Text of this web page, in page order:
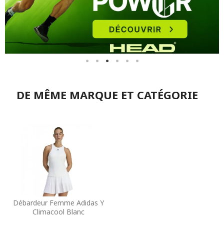
DE MÊME MARQUE ET CATÉGORIE
Débardeur Femme Adidas Y
Climacool Blanc